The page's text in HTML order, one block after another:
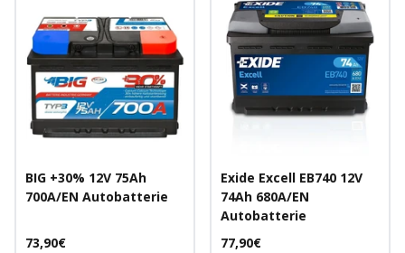
BIG +30% 12V 75Ah
700A/EN Autobatterie
Angebotspreis
73,90€
Exide Excell EB740 12V
74Ah 680A/EN
Autobatterie
Angebotspreis
77,90€